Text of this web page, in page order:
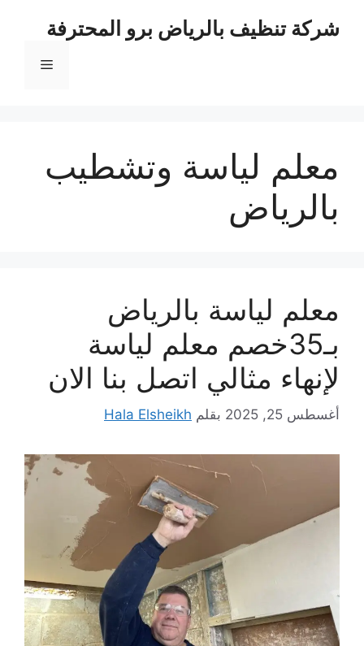
شركة تنظيف بالرياض برو المحترفة
القائمة
معلم لياسة وتشطيب
بالرياض
معلم لياسة بالرياض
بـ35خصم معلم لياسة
لإنهاء مثالي اتصل بنا الان
أغسطس 25, 2025 بقلم Hala Elsheikh